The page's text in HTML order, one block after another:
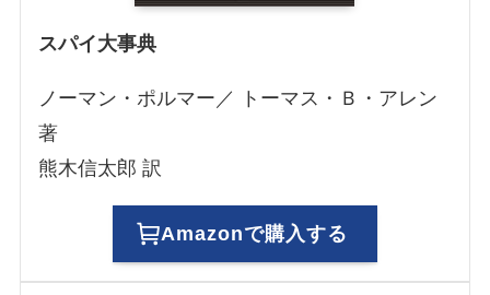
スパイ大事典
ノーマン・ポルマー／ トーマス・Ｂ・アレン
著
熊木信太郎 訳
Amazonで購入する